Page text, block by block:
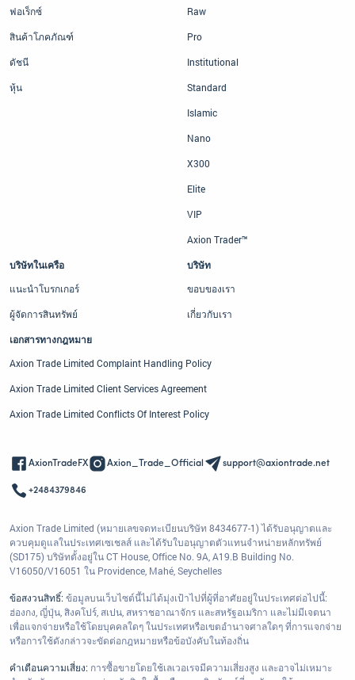
ฟอเร็กซ์
สินค้าโภคภัณฑ์
ดัชนี
หุ้น
Raw
Pro
Institutional
Standard
Islamic
Nano
X300
Elite
VIP
Axion Trader™
บริษัทในเครือ
แนะนำโบรกเกอร์
ผู้จัดการสินทรัพย์
บริษัท
ขอบของเรา
เกี่ยวกับเรา
เอกสารทางกฎหมาย
Axion Trade Limited Complaint Handling Policy
Axion Trade Limited Client Services Agreement
Axion Trade Limited Conflicts Of Interest Policy
AxionTradeFX Axion_Trade_Official support@axiontrade.net
+2484379846
Axion Trade Limited (หมายเลขจดทะเบียนบริษัท 8434677-1) ได้รับอนุญาตและ
ควบคุมดูแลในประเทศเซเชลส์ และได้รับใบอนุญาตตัวแทนจำหน่ายหลักทรัพย์
(SD175) บริษัทตั้งอยู่ใน CT House, Office No. 9A, A19.B Building No.
V16050/V16051 ใน Providence, Mahé, Seychelles
ข้อสงวนสิทธิ์: ข้อมูลบนเว็บไซต์นี้ไม่ได้มุ่งเป้าไปที่ผู้ที่อาศัยอยู่ในประเทศต่อไปนี้:
ฮ่องกง, ญี่ปุ่น, สิงคโปร์, สเปน, สหราชอาณาจักร และสหรัฐอเมริกา และไม่มีเจตนา
เพื่อแจกจ่ายหรือใช้โดยบุคคลใดๆ ในประเทศหรือเขตอำนาจศาลใดๆ ที่การแจกจ่าย
หรือการใช้ดังกล่าวจะขัดต่อกฎหมายหรือข้อบังคับในท้องถิ่น
คำเตือนความเสี่ยง: การซื้อขายโดยใช้เลเวอเรจมีความเสี่ยงสูง และอาจไม่เหมาะ